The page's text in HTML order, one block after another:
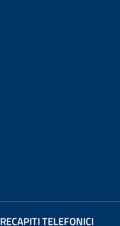
RECAPITI TELEFONICI